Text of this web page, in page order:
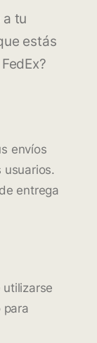
a tu
estás
envíos
usuarios.
entrega
para